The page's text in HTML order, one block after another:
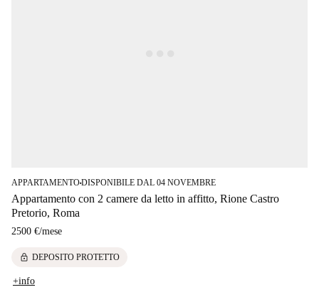
APPARTAMENTO■DISPONIBILE DAL 04 NOVEMBRE
Appartamento con 2 camere da letto in affitto, Rione Castro
Pretorio, Roma
2500 €/mese
lock DEPOSITO PROTETTO
+info